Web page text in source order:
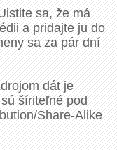
sa, že má
a pridajte ju do
sa za pár dní
dát je
šíriteľné pod
Share-Alike